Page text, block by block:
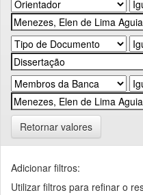
Retornar valores
Adicionar filtros:
Utilizar filtros para refinar o